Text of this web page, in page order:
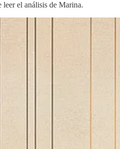
leer el análisis de Marina.